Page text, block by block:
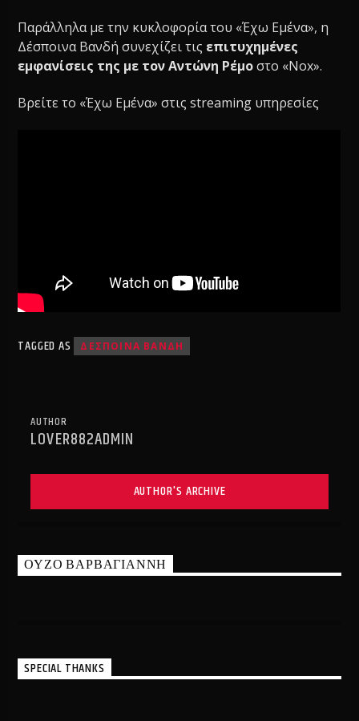
Παράλληλα με την κυκλοφορία του «Έχω Εμένα», η
Δέσποινα Βανδή συνεχίζει τις επιτυχημένες
εμφανίσεις της με τον Αντώνη Ρέμοστο «Nox».
Βρείτε το «Έχω Εμένα» στις streaming υπηρεσίες
TAGGED AS ΔΕΣΠΟΙΝΑ ΒΑΝΔΗ
AUTHOR
LOVER882ADMIN
AUTHOR'S ARCHIVE
ΟΥΖΟ ΒΑΡΒΑΓΙΑΝΝΗ
SPECIAL THANKS